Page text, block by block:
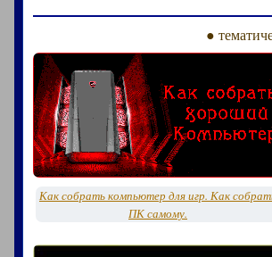
●
Как собрать компьютер для игр. Как
ПК самому.